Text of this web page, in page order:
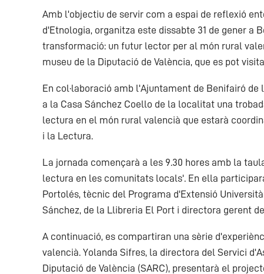
Amb l'objectiu de servir com a espai de reflexió
d'Etnologia, organitza este dissabte 31 de gener a
transformació: un futur lector per al món rural
museu de la Diputació de València, que es pot
En col·laboració amb l'Ajuntament de Benifairó
a la Casa Sánchez Coello de la localitat una
lectura en el món rural valencià que estarà
i la Lectura.
La jornada començarà a les 9.30 hores amb la
lectura en les comunitats locals'. En ella
Portolés, tècnic del Programa d'Extensió
Sánchez, de la Llibreria El Port i directora gerent
A continuació, es compartiran una sèrie
valencià. Yolanda Sifres, la directora del Servici
Diputació de València (SARC), presentarà el